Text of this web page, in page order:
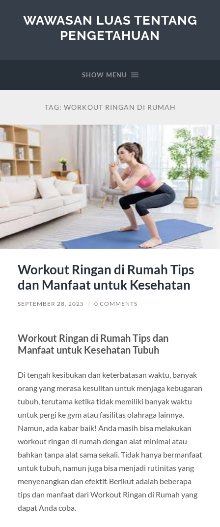
WAWASAN LUAS TENTANG
PENGETAHUAN
SHOW MENU
TAG: WORKOUT RINGAN DI RUMAH
Workout Ringan di Rumah Tips
dan Manfaat untuk Kesehatan
SEPTEMBER 28, 2025 / 0 COMMENTS
Workout Ringan di Rumah Tips dan
Manfaat untuk Kesehatan Tubuh
Di tengah kesibukan dan keterbatasan waktu, banyak
orang yang merasa kesulitan untuk menjaga kebugaran
tubuh, terutama ketika tidak memiliki banyak waktu
untuk pergi ke gym atau fasilitas olahraga lainnya.
Namun, ada kabar baik! Anda masih bisa melakukan
workout ringan di rumah dengan alat minimal atau
bahkan tanpa alat sama sekali. Tidak hanya bermanfaat
untuk tubuh, namun juga bisa menjadi rutinitas yang
menyenangkan dan efektif. Berikut adalah beberapa
tips dan manfaat dari Workout Ringan di Rumah yang
dapat Anda coba.